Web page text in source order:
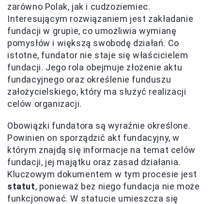
zarówno Polak, jak i cudzoziemiec.
Interesującym rozwiązaniem jest zakładanie
fundacji w grupie, co umożliwia wymianę
pomysłów i większą swobodę działań. Co
istotne, fundator nie staje się właścicielem
fundacji. Jego rola obejmuje złożenie aktu
fundacyjnego oraz określenie funduszu
założycielskiego, który ma służyć realizacji
celów organizacji.
Obowiązki fundatora są wyraźnie określone.
Powinien on sporządzić akt fundacyjny, w
którym znajdą się informacje na temat celów
fundacji, jej majątku oraz zasad działania.
Kluczowym dokumentem w tym procesie jest
statut, ponieważ bez niego fundacja nie może
funkcjonować. W statucie umieszcza się